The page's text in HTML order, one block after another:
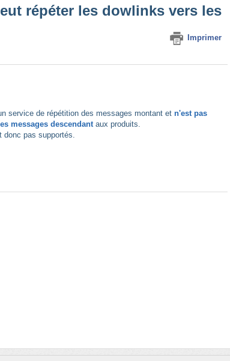
répéter les dowlinks vers les
Imprimer
service de répétition des messages montant et n'est pas
messages descendantaux produits.
donc pas supportés.